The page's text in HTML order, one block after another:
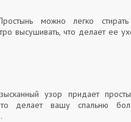
можно легко
высушивать, что делает ее
узор придает
делает вашу спальню